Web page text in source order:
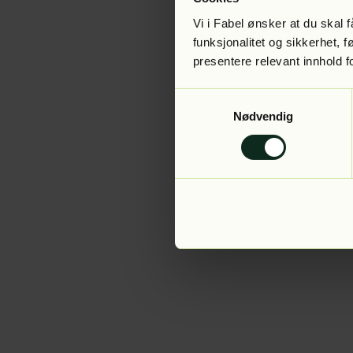
Vi i Fabel ønsker at du skal
funksjonalitet og sikkerhet,
presentere relevant innhold
Nødvendig
Application